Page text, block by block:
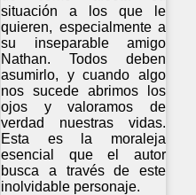
situación a los que le
quieren, especialmente a
su inseparable amigo
Nathan. Todos deben
asumirlo, y cuando algo
nos sucede abrimos los
ojos y valoramos de
verdad nuestras vidas.
Esta es la moraleja
esencial que el autor
busca a través de este
inolvidable personaje.